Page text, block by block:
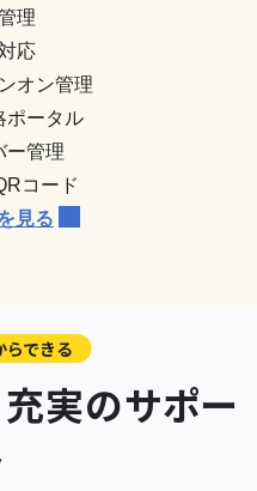
理
応
オン管理
ポータル
ー管理
コード
見る
らできる
充実のサポー